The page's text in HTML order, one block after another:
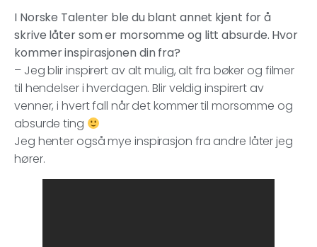
I Norske Talenter ble du blant annet kjent for å
skrive låter som er morsomme og litt absurde. Hvor
kommer inspirasjonen din fra?
– Jeg blir inspirert av alt mulig, alt fra bøker og filmer
til hendelser i hverdagen. Blir veldig inspirert av
venner, i hvert fall når det kommer til morsomme og
absurde ting
Jeg henter også mye inspirasjon fra andre låter jeg
hører.